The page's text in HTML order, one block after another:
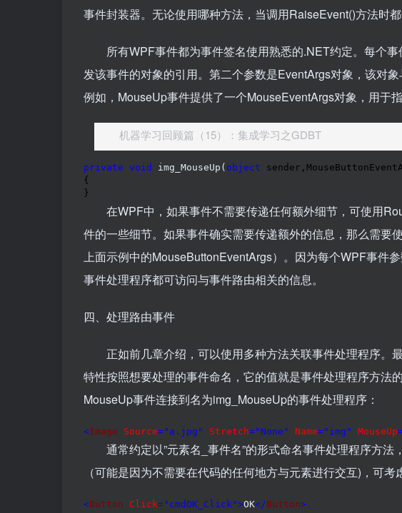
事件封装器。无论使用哪种方法，当调用RaiseEvent()方法时都
所有WPF事件都为事件签名使用熟悉的.NET约定。每个事
发该事件的对象的引用。第二个参数是EventArgs对象，该对
例如，MouseUp事件提供了一个MouseEventArgs对象，用于
机器学习回顾篇（15）：集成学习之GDBT
private void img_MouseUp( object
{
}
在WPF中，如果事件不需要传递任何额外细节，可使用
件的一些细节。如果事件确实需要传递额外的信息，那么需要
上面示例中的MouseButtonEventArgs）。因为每个WPF事件
事件处理程序都可访问与事件路由相关的信息。
四、处理路由事件
正如前几章介绍，可以使用多种方法关联事件处理程序。
特性按照想要处理的事件命名，它的值就是事件处理程序方法
MouseUp事件连接到名为img_MouseUp的事件处理程序：
<Image Source="a.jpg" Stretch="None" Name="img" MouseUp
通常约定以”元素名_事件名”的形式命名事件处理程序方法
（可能是因为不需要在代码的任何地方与元素进行交互)，可
<Button Click="cmdOK_Click">OK</Button>